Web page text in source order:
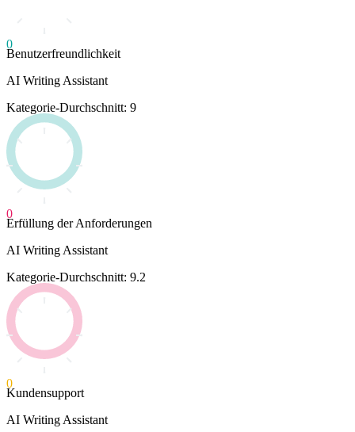
0
Benutzerfreundlichkeit
AI Writing Assistant
Kategorie-Durchschnitt: 9
0
Erfüllung der Anforderungen
AI Writing Assistant
Kategorie-Durchschnitt: 9.2
0
Kundensupport
AI Writing Assistant